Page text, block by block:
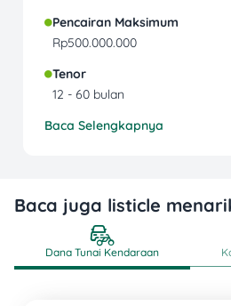
Pencairan Maksimum
Rp500.000.000
Tenor
12 - 60 bulan
Baca Selengkapnya
Baca juga listicle
Dana Tunai Kendaraan